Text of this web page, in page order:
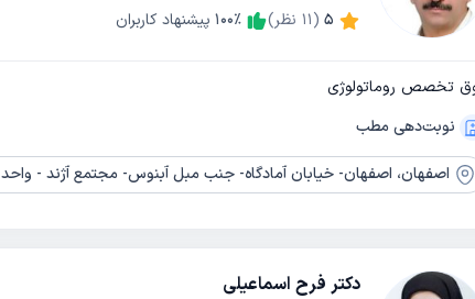
5
(
11 نظر) 100٪ پیشنهاد کاربران
تخصص روماتولوژی
نوبت‌دهی مطب
اصفهان، اصفهان- خیابان آمادگاه- جنب مبل آبنوس- مجتمع آژند - واحد 307
دکتر فرح اسماعیلی